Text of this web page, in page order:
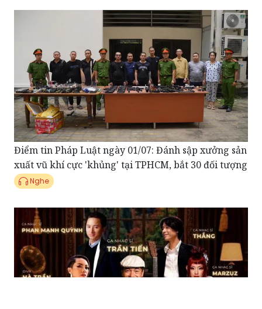
Điểm tin Pháp Luật ngày 01/07: Đánh sập xưởng sản
xuất vũ khí cực 'khủng' tại TPHCM, bắt 30 đối tượng
Nghe